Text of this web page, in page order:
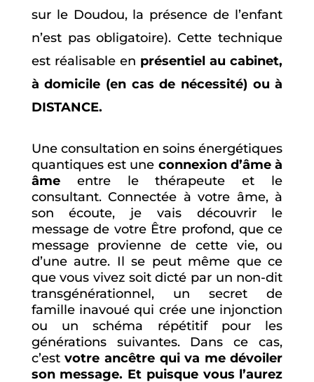
sur le Doudou, la présence de l’enfant
n’est pas obligatoire).Cette technique
est réalisable en présentiel au cabinet,
à domicile (en cas de nécessité) ou à
DISTANCE.
Une consultation en soins énergétiques
quantiques est une connexion d’âme à
âmeentre le thérapeute et le
consultant. Connectée à votre âme, à
son écoute, je vais découvrir le
message de votre Être profond, que ce
message provienne de cette vie, ou
d’une autre. Il se peut même que ce
que vous vivez soit dicté par un non-dit
transgénérationnel, un secret de
famille inavoué qui crée une injonction
ou un schéma répétitif pour les
générations suivantes. Dans ce cas,
c’estvotre ancêtre qui va me dévoiler
son message. Et puisque vous l’aurez